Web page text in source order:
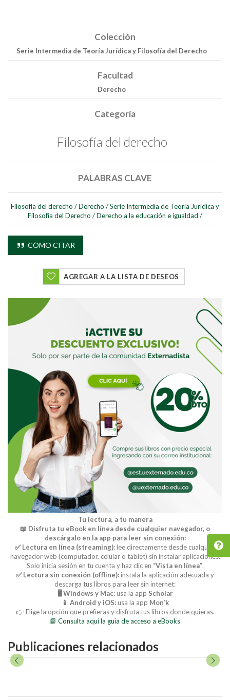
Colección
Serie Intermedia de Teoría Jurídica y Filosofía del Derecho
Facultad
Derecho
Categoría
Filosofía del derecho
PALABRAS CLAVE
Filosofía del derecho /Derecho /Serie Intermedia de Teoría Jurídica y
Filosofía del Derecho /Derecho a la educación e igualdad /
CÓMO CITAR
AGREGAR A LA LISTA DE DESEOS
Tu lectura, a tu manera
📖 Disfruta tu eBook en línea desde cualquier navegador, o
descárgalo en la app para leer sin conexión:
✅ Lectura en línea (streaming):lee directamente desde cualquier
navegador web (computador, celular o tablet) sin instalar aplicaciones.
Solo inicia sesión en tu cuenta y haz clic en “Vista en línea”.
✅ Lectura sin conexión (offline):instala la aplicación adecuada y
descarga tus libros para leer sin internet:
🖥️ Windows y Mac:usa la app Scholar
📱 Android y iOS:usa la app Mon’k
👉 Elige la opción que prefieras y disfruta tus libros donde quieras.
📘 Consulta aquí la guía de acceso a eBooks
Publicaciones relacionados